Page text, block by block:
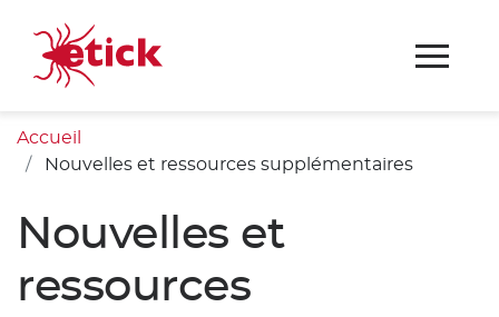
Accueil
Nouvelles et ressources supplémentaires
Nouvelles et
ressources